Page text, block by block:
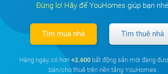
Đừng lo! Hãy để YouHomes giúp bạn nhé.
Tìm mua nhà Tìm thuê nhà
Hàng ngày, có hơn +2.600 bất động sản mới đang
bán/cho thuê trên nền tảng YouHomes.